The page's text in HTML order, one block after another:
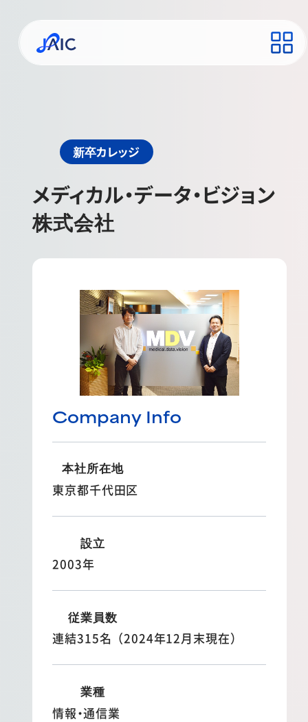
新卒カレッジ
メディカル・データ・ビジョン
株式会社
Company Info
本社所在地
東京都千代田区
設立
2003年
従業員数
連結315名（2024年12月末現在）
業種
情報・通信業